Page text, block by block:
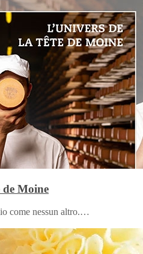
Moine
come nessun altro.…